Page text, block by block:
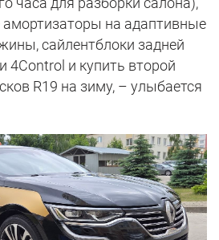
амортизаторы на адаптивные
сайлентблоки задней
4Control и купить второй
R19 на зиму, – улыбается